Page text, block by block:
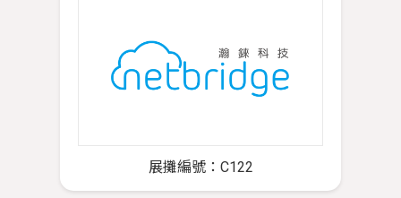
展攤編號：C122